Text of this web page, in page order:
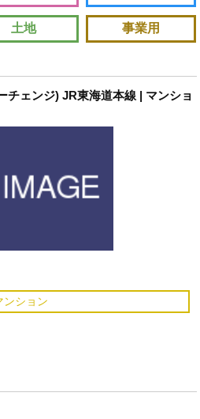
土地 事業用
チェンジ) JR東海道本線 | マンショ
ンション